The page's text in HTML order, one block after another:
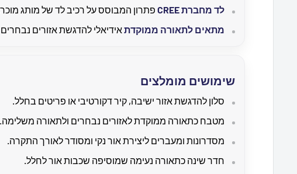
לד מחברת CREE
פתרון המבוסס על רכיב לד של מותג
מתאים לתאורה ממוקדתאידיאלי להדגשת אזורים
שימושים מומלצים
סלון להדגשת אזור ישיבה, קיר דקורטיבי או פריטים בחלל.
מטבח כתאורה ממוקדת לאזורים נבחרים ולתאורה משלימה.
מסדרונות ומעברים ליצירת אור נקי ומסודר לאורך התקרה.
חדר שינה כתאורה נעימה שמוסיפה שכבות אור לחלל.